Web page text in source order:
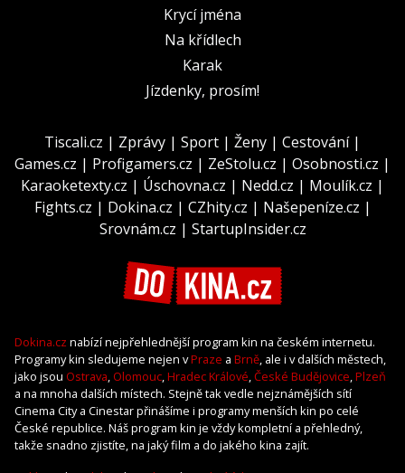
Krycí jména
Na křídlech
Karak
Jízdenky, prosím!
Tiscali.cz | Zprávy | Sport | Ženy | Cestování|
Games.cz | Profigamers.cz | ZeStolu.cz | Osobnosti.cz |
Karaoketexty.cz | Úschovna.cz | Nedd.cz | Moulík.cz |
Fights.cz | Dokina.cz | CZhity.cz | Našepeníze.cz |
Srovnám.cz | StartupInsider.cz
Dokina.cz nabízí nejpřehlednější program kin na českém internetu.
Programy kin sledujeme nejen vPraze a Brně, ale i v dalších městech,
jako jsou Ostrava, Olomouc,Hradec Králové,České Budějovice,Plzeň
a na mnoha dalších místech. Stejně tak vedle nejznámějších sítí
Cinema City a Cinestar přinášíme i programy menších kin po celé
České republice. Náš program kin je vždy kompletní a přehledný,
takže snadno zjistíte, na jaký film a do jakého kina zajít.